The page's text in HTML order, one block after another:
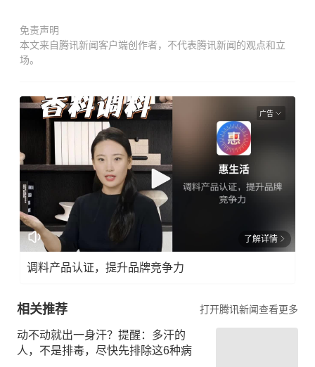
免责声明
本文来自腾讯新闻客户端创作者，不代表腾讯新闻的观点和立
场。
广告
了解详情
调料产品认证，提升品牌竞争力
相关推荐 打开腾讯新闻查看更多
动不动就出一身汗？提醒：多汗的
人，不是排毒，尽快先排除这6种病